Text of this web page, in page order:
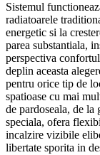
Sistemul
radiatoarele
energetic si la
parea substantiala,
perspectiva
deplin aceasta
pentru orice tip de
spatioase cu mai
de pardoseala, de la
speciala, ofera
incalzire vizibile
libertate sporita in